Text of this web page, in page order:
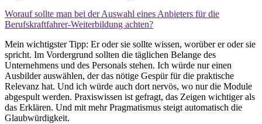
Worauf sollte man bei der Auswahl eines Anbieters für die
Berufskraftfahrer-Weiterbildung achten?
Mein wichtigster Tipp: Er oder sie sollte wissen, worüber er oder sie
spricht. Im Vordergrund sollten die täglichen Belange des
Unternehmens und des Personals stehen. Ich würde nur einen
Ausbilder auswählen, der das nötige Gespür für die praktische
Relevanz hat. Und ich würde auch dort nervös, wo nur die Module
abgespult werden. Praxiswissen ist gefragt, das Zeigen wichtiger als
das Erklären. Und mit mehr Pragmatismus steigt automatisch die
Glaubwürdigkeit.